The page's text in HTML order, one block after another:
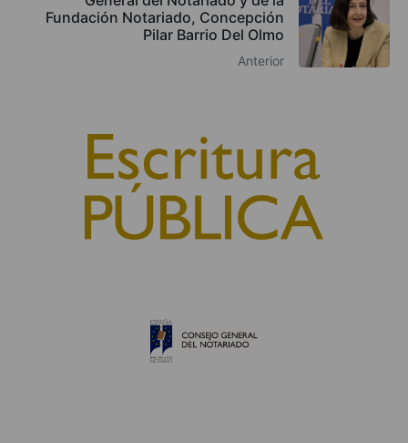
Fundación Notariado, Concepción
Pilar Barrio Del Olmo
Anterior